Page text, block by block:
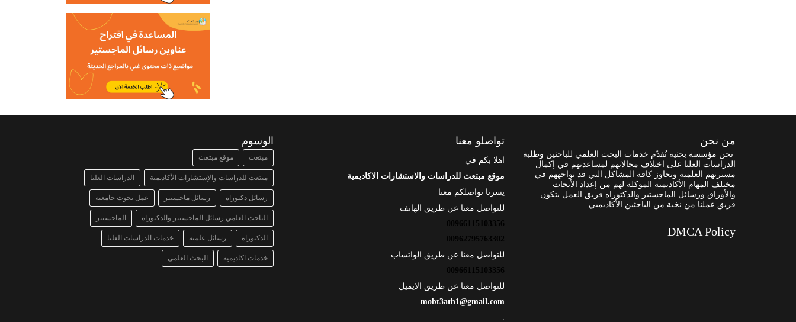
من نحن
نحن مؤسسة بحثية تُقدّم خدمات البحث العلمي للباحثين وطلبة
الدراسات العليا على اختلاف مجالاتهم لمساعدتهم في إكمال
مسيرتهم العلمية وتجاوز كافة المشاكل التي قد تواجههم في
مختلف المهام الأكاديمية الموكلة لهم من إعداد الأبحاث
والأوراق ورسائل الماجستير والدكتوراه فريق العمل يتكون
فريق عملنا من نخبة من الباحثين الأكاديميي.
DMCA Policy
تواصلو معنا
اهلا بكم في
موقع مبتعث للدراسات والاستشارات الاكاديمية
يسرنا تواصلكم معنا
للتواصل معنا عن طريق الهاتف
00966115103356
00962795763302
للتواصل معنا عن طريق الواتساب
00966115103356
للتواصل معنا عن طريق الايميل
mobt3ath1@gmail.com
الوسوم
مبتعث موقع مبتعث
مبتعث للدراسات والإستشارات الأكاديمية الدراسات العليا
رسائل دكتوراه رسائل ماجستير عمل بحوث جامعية
الباحث العلمي رسائل الماجستير والدكتوراه الماجستير
الدكتوراة رسائل علمية خدمات الدراسات العليا
خدمات اكاديمية البحث العلمي